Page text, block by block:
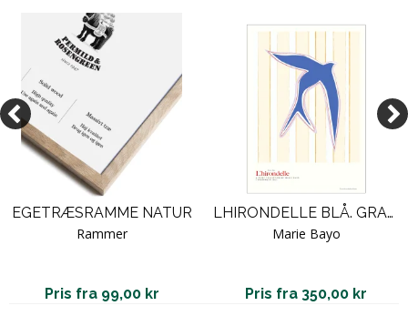
EGETRÆSRAMME NATUR
Rammer
Pris fra 99,00 kr
LHIRONDELLE BLÅ. GRAFISK PLAKAT
Marie Bayo
Pris fra 350,00 kr